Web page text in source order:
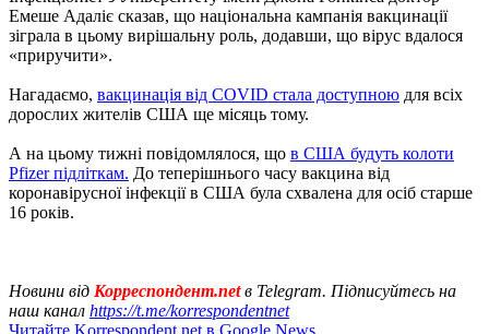
Емеше Адаліє сказав, що національна кампанія вакцинації
зіграла в цьому вирішальну роль, додавши, що вірус вдалося
«приручити».
Нагадаємо, вакцинація від COVID стала доступною для всіх
дорослих жителів США ще місяць тому.
А на цьому тижні повідомлялося, що в США будуть колоти
Pfizer підліткам. До теперішнього часу вакцина від
коронавірусної інфекції в США була схвалена для осіб старше
16 років.
Новини від Корреспондент.netв Telegram. Підписуйтесь на
наш канал https://t.me/korrespondentnet
Читайте Korrespondent.net в Google News